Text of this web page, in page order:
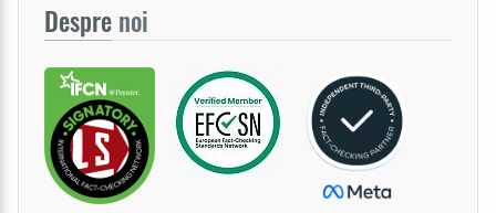
Despre noi